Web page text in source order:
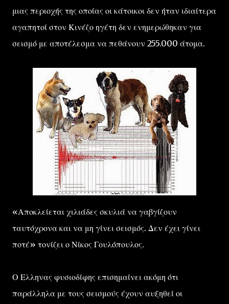
μιας περιοχής της οποίας οι κάτοικοι δεν ήταν ιδιαίτερα
αγαπητοί στον Κινέζο ηγέτη δεν ενημερώθηκαν για
σεισμό με αποτέλεσμα να πεθάνουν 255.000 άτομα.
«Αποκλείεται χιλιάδες σκυλιά να γαβγίζουν
ταυτόχρονα και να μη γίνει σεισμός. Δεν έχει γίνει
ποτέ» τονίζει ο Νίκος Γουλόπουλος.
Ο Ελληνας φυσιοδίφης επισημαίνει ακόμη ότι
παράλληλα με τους σεισμούς έχουν αυξηθεί οι